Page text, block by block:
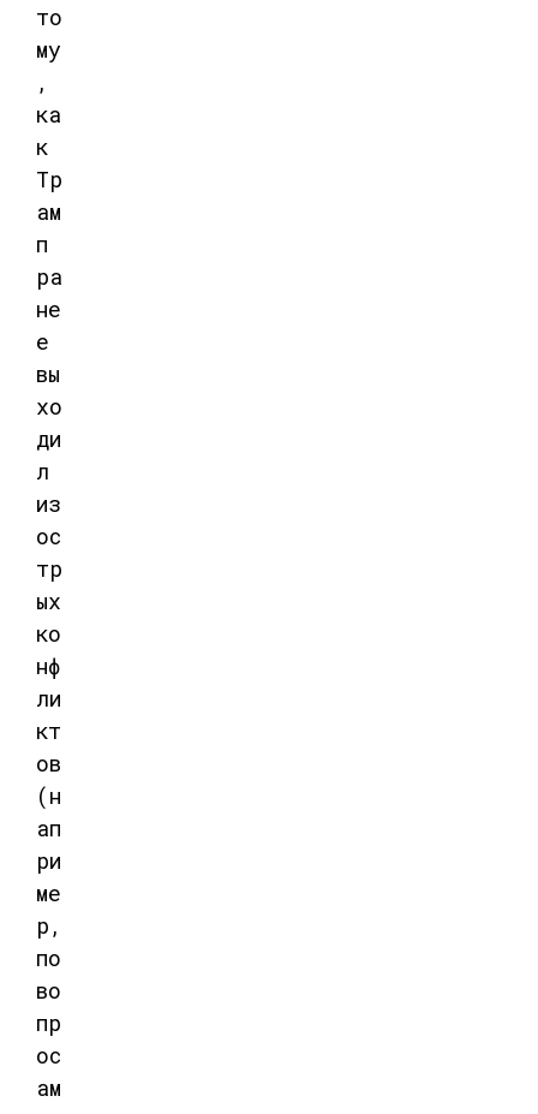
то
му
,
ка
к
Тр
ам
п
ра
не
е
вы
хо
ди
л
из
ос
тр
ых
ко
нф
ли
кт
ов
(н
ап
ри
ме
р,
по
во
пр
ос
ам